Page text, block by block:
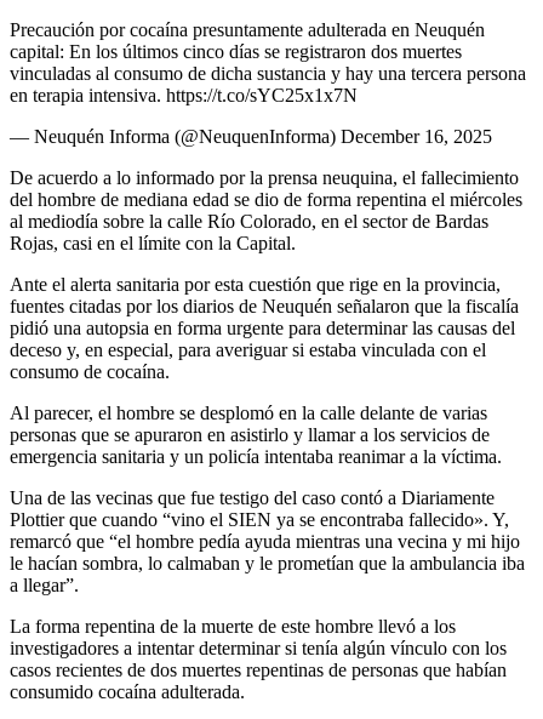
Precaución por cocaína presuntamente adulterada en Neuquén
capital: En los últimos cinco días se registraron dos muertes
vinculadas al consumo de dicha sustancia y hay una tercera persona
en terapia intensiva. https://t.co/sYC25x1x7N
— Neuquén Informa (@NeuquenInforma) December 16, 2025
De acuerdo a lo informado por la prensa neuquina, el fallecimiento
del hombre de mediana edad se dio de forma repentina el miércoles
al mediodía sobre la calle Río Colorado, en el sector de Bardas
Rojas, casi en el límite con la Capital.
Ante el alerta sanitaria por esta cuestión que rige en la provincia,
fuentes citadas por los diarios de Neuquén señalaron que la fiscalía
pidió una autopsia en forma urgente para determinar las causas del
deceso y, en especial, para averiguar si estaba vinculada con el
consumo de cocaína.
Al parecer, el hombre se desplomó en la calle delante de varias
personas que se apuraron en asistirlo y llamar a los servicios de
emergencia sanitaria y un policía intentaba reanimar a la víctima.
Una de las vecinas que fue testigo del caso contó a Diariamente
Plottier que cuando “vino el SIEN ya se encontraba fallecido». Y,
remarcó que “el hombre pedía ayuda mientras una vecina y mi hijo
le hacían sombra, lo calmaban y le prometían que la ambulancia iba
a llegar”.
La forma repentina de la muerte de este hombre llevó a los
investigadores a intentar determinar si tenía algún vínculo con los
casos recientes de dos muertes repentinas de personas que habían
consumido cocaína adulterada.